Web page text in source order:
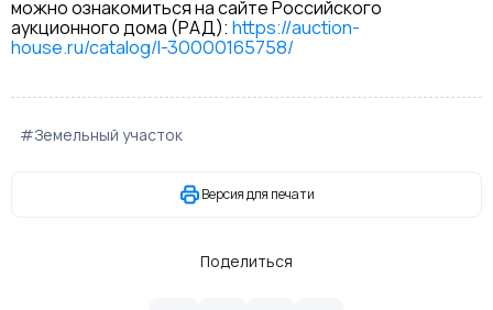
можно ознакомиться на сайте Российского
аукционного дома (РАД): https://auction-
house.ru/catalog/l-30000165758/
#Земельный участок
Версия для печати
Поделиться